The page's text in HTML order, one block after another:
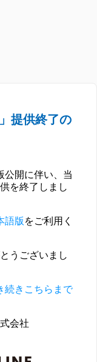
提供終了の
公開に伴い、当
を終了しまし
語版 をご利用く
うございまし
続きこちらまで
会社